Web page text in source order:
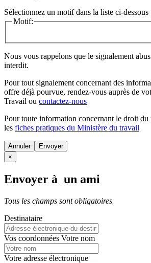
Sélectionnez un motif dans la liste ci-dessous
Motif:
Nous vous rappelons que le signalement
interdit.
Pour tout signalement concernant des
offre déjà pourvue, rendez-vous auprès de
Travail ou contactez-nous
Pour toute information concernant le droit du
les fiches pratiques du Ministère du travail
Annuler
×
Envoyer à un ami
Tous les champs sont obligatoires
Destinataire
Vos coordonnées Votre nom
Votre adresse électronique